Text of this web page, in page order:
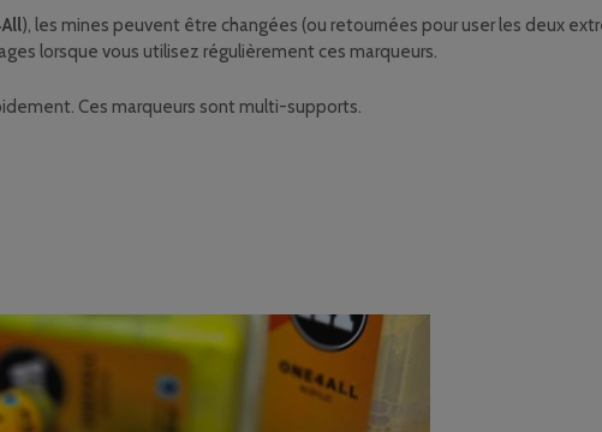
), les mines peuvent être changées (ou retournées pour user les deux
lorsque vous utilisez régulièrement ces marqueurs.
Ces marqueurs sont multi-supports.